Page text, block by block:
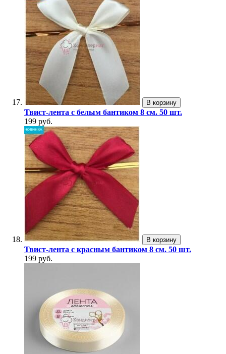
В корзину
Твист-лента с белым бантиком 8 см. 50 шт.
199 руб.
В корзину
Твист-лента с красным бантиком 8 см. 50 шт.
199 руб.